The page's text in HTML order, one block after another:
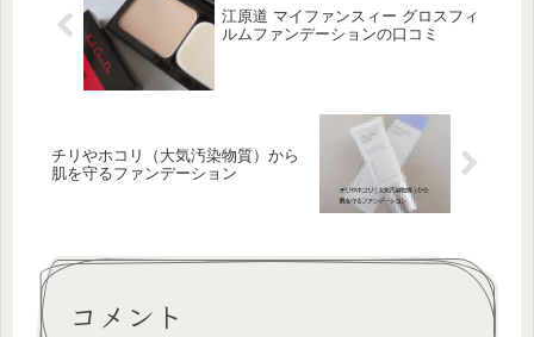
江原道 マイファンスィー グロスフィ
ルムファンデーションの口コミ
チリやホコリ（大気汚染物質）から
肌を守るファンデーション
コメント